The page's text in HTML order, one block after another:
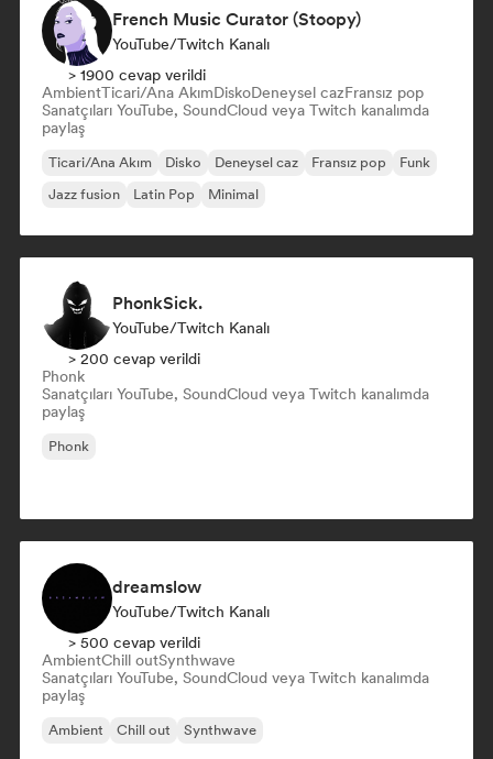
French Music Curator (Stoopy)
YouTube/Twitch Kanalı
> 1900 cevap verildi
AmbientTicari/Ana AkımDiskoDeneysel cazFransız pop
Sanatçıları YouTube, SoundCloud veya Twitch kanalımda
paylaş
Ticari/Ana Akım Disko Deneysel caz Fransız pop
Funk
Jazz fusion
Latin Pop Minimal
PhonkSick.
YouTube/Twitch Kanalı
> 200 cevap verildi
Phonk
Sanatçıları YouTube, SoundCloud veya Twitch kanalımda
paylaş
Phonk
dreamslow
YouTube/Twitch Kanalı
> 500 cevap verildi
AmbientChill outSynthwave
Sanatçıları YouTube, SoundCloud veya Twitch kanalımda
paylaş
Ambient Chill out Synthwave